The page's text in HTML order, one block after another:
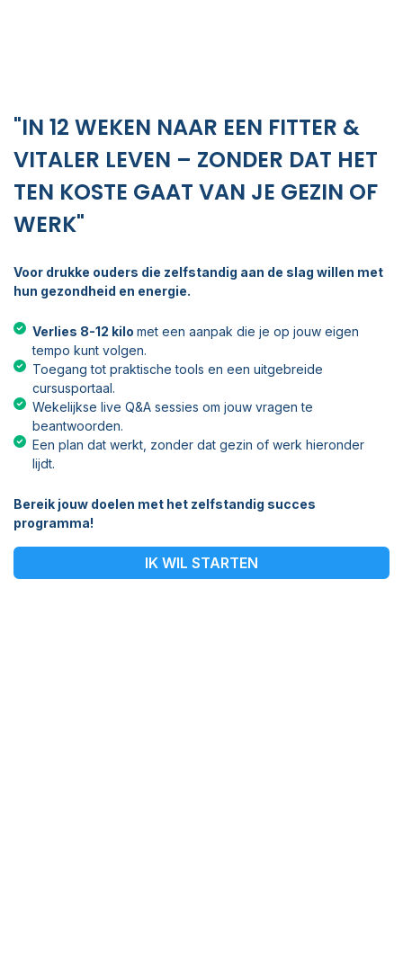
"IN 12 WEKEN NAAR EEN FITTER &
VITALER LEVEN – ZONDER DAT HET
TEN KOSTE GAAT VAN JE GEZIN OF
WERK"
Voor drukke ouders die zelfstandig aan de slag willen met
hun gezondheid en energie.
Verlies 8-12 kilo met een aanpak die je op jouw eigen
tempo kunt volgen.
Toegang tot praktische tools en een uitgebreide
cursusportaal.
Wekelijkse live Q&A sessies om jouw vragen te
beantwoorden.
Een plan dat werkt, zonder dat gezin of werk hieronder
lijdt.
Bereik jouw doelen met het zelfstandig succes
programma!
IK WIL STARTEN